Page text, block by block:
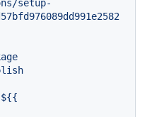
setup-
${{